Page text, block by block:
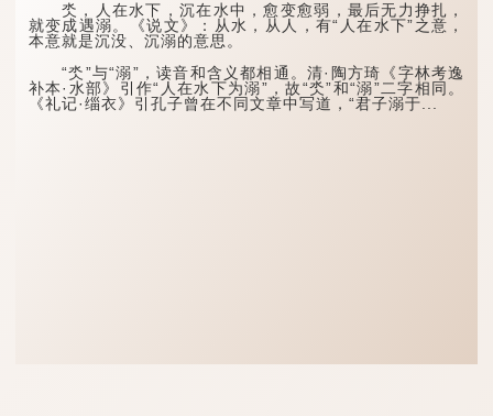
氼，人在水下，沉在水中，愈变愈弱，最后无力挣扎，
就变成遇溺。《说文》：从水，从人，有“人在水下”之意，
本意就是沉没、沉溺的意思。
“氼”与“溺”，读音和含义都相通。清·陶方琦《字林考逸
补本·水部》引作“人在水下为溺”，故“氼”和“溺”二字相同。
《礼记·缁衣》引孔子曾在不同文章中写道，“君子溺于...